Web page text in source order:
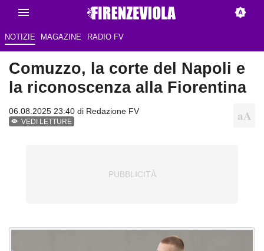
NOTIZIE MAGAZINE RADIO FV
Comuzzo, la corte del Napoli e
la riconoscenza alla Fiorentina
06.08.2025 23:40 di Redazione FV
VEDI LETTURE